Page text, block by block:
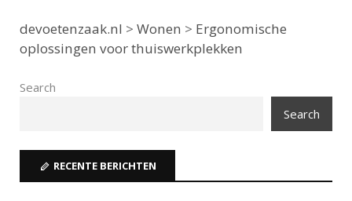
devoetenzaak.nl > Wonen > Ergonomische
oplossingen voor thuiswerkplekken
Search
Search
RECENTE BERICHTEN